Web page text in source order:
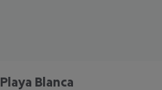
Playa Blanca